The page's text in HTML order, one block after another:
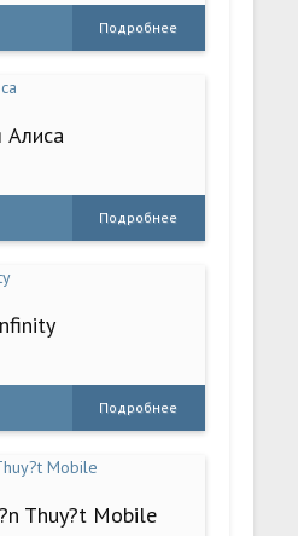
Подробнее
Подробнее
Подробнее
Thuy?t Mobile